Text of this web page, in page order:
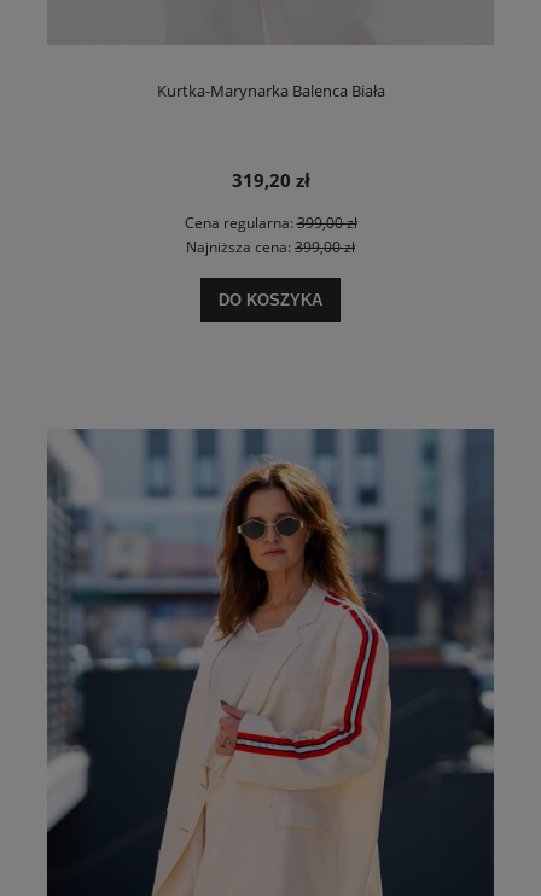
Kurtka-Marynarka Balenca Biała
319,20 zł
Cena regularna:399,00 zł
Najniższa cena: 399,00 zł
DO KOSZYKA